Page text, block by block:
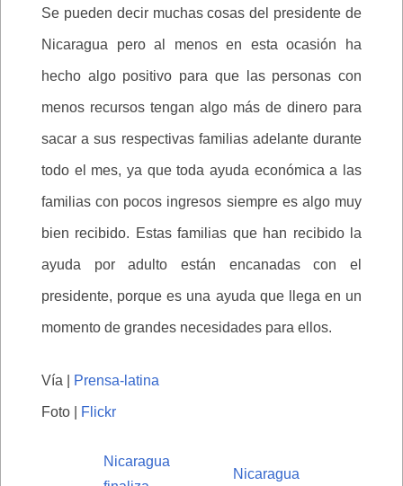
Se pueden decir muchas cosas del presidente de
Nicaragua pero al menos en esta ocasión ha
hecho algo positivo para que las personas con
menos recursos tengan algo más de dinero para
sacar a sus respectivas familias adelante durante
todo el mes, ya que toda ayuda económica a las
familias con pocos ingresos siempre es algo muy
bien recibido. Estas familias que han recibido la
ayuda por adulto están encanadas con el
presidente, porque es una ayuda que llega en un
momento de grandes necesidades para ellos.
Vía | Prensa-latina
Foto | Flickr
Nicaragua
Nicaragua